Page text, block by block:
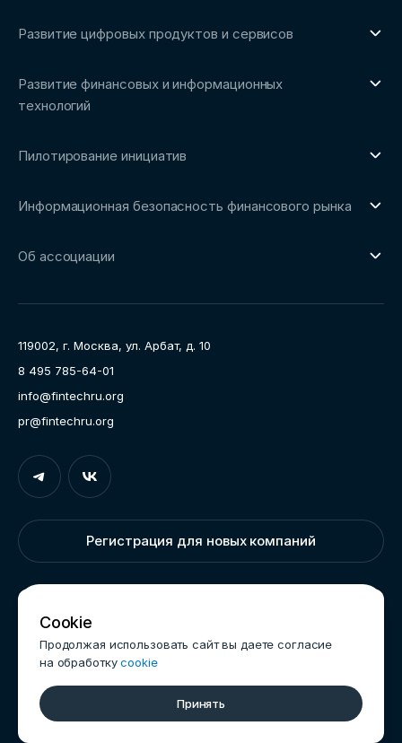
Обзоры рынка и аналитические исследования
Трендвотчинг и информационный сервис
Развитие цифровых продуктов и сервисов
Развитие финансовых и информационных
технологий
Репозиторий Ассоциации
Рабочие группы
Пилотирование инициатив
Площадка пилотного тестирования
Информационная безопасность финансового рынка
Направления работы
Об ассоциации
Карьера
Контакты
Документы
119002, г. Москва, ул. Арбат, д. 10
8 495 785-64-01
info@fintechru.org
pr@fintechru.org
Регистрация для новых компаний
Обработка данных
© 2025 Ассоциация ФинТех ДизайнCreativePeople
Cookie
Продолжая использовать сайт вы даете согласие
на обработкуcookie
Принять
Вход
Укажите вашу корпоративную почту. На неё мы вышлем
ссылку для входа